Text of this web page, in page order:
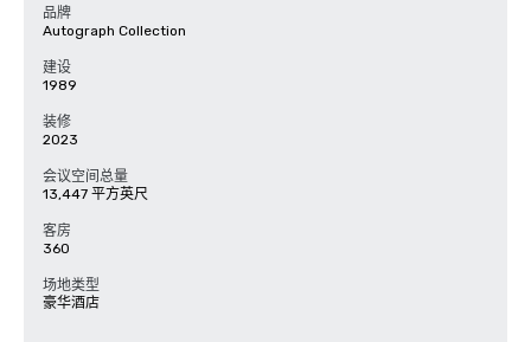
品牌
Autograph Collection
建设
1989
装修
2023
会议空间总量
13,447 平方英尺
客房
360
场地类型
豪华酒店